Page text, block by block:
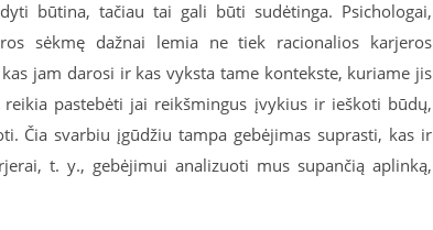
būtina, tačiau tai gali būti sudėtinga. Psichologai,
sėkmę dažnai lemia ne tiek racionalios karjeros
jam darosi ir kas vyksta tame kontekste, kuriame jis
pastebėti jai reikšmingus įvykius ir ieškoti būdų,
Čia svarbiu įgūdžiu tampa gebėjimas suprasti, kas ir
t. y., gebėjimui analizuoti mus supančią aplinką,